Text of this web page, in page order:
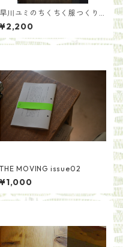
早川ユミのちくちく服つくり
／早川ユミ
¥2,200
THE MOVING issue02
¥1,000